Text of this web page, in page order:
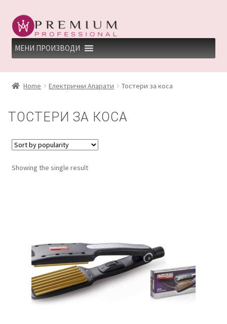
Skip
to
navigation
Skip
to
content
МЕНИ ПРОИЗВОДИ
HOME
UNDP
НАШИ БРЕНДОВИ ЗА КОЗМЕТИКА И ФРИЗЕРАЈ
ПЛАЌАЊЕ
Home Електрични Апарати Тостери за коса
ТОСТЕРИ ЗА КОСА
Showing the single result